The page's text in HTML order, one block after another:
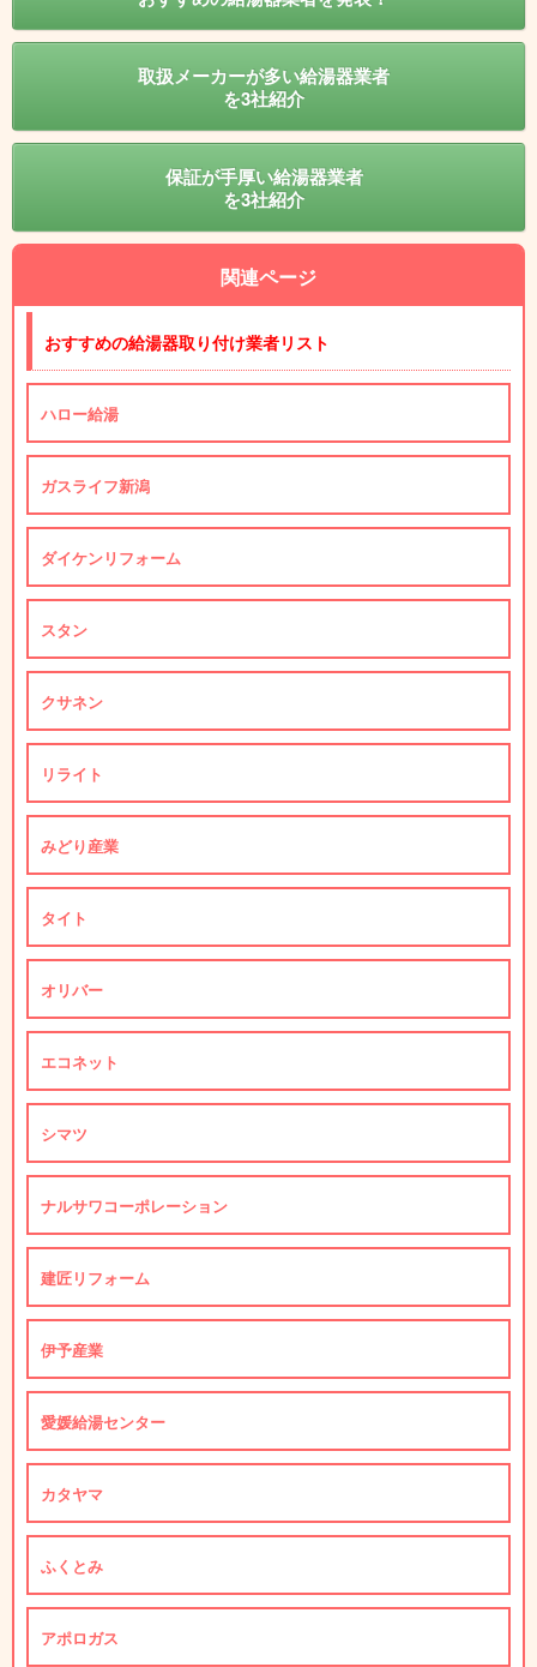
取扱メーカーが多い給湯器業者
を3社紹介
保証が手厚い給湯器業者
を3社紹介
関連ページ
おすすめの給湯器取り付け業者リスト
ハロー給湯
ガスライフ新潟
ダイケンリフォーム
スタン
クサネン
リライト
みどり産業
タイト
オリバー
エコネット
シマツ
ナルサワコーポレーション
建匠リフォーム
伊予産業
愛媛給湯センター
カタヤマ
ふくとみ
アポロガス